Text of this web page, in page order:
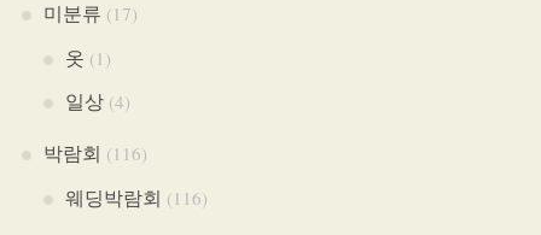
미분류 (17)
옷 (1)
일상(4)
박람회 (116)
웨딩박람회 (116)